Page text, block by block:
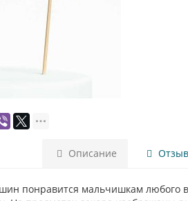
Описание
понравится мальчишкам любого